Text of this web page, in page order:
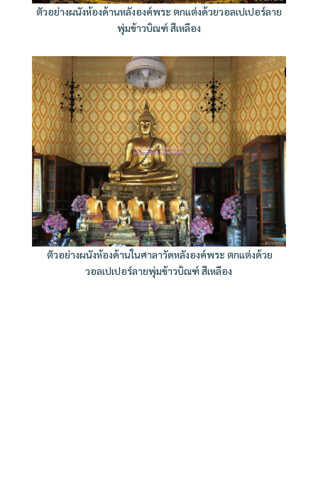
ตัวอย่างผนังห้องด้านหลังองค์พระ ตกแต่งด้วยวอลเปเปอร์ลาย
พุ่มข้าวบิณฑ์ สีเหลือง
ตัวอย่างผนังห้องด้านในศาลาวัดหลังองค์พระ ตกแต่งด้วย
วอลเปเปอร์ลายพุ่มข้าวบิณฑ์ สีเหลือง